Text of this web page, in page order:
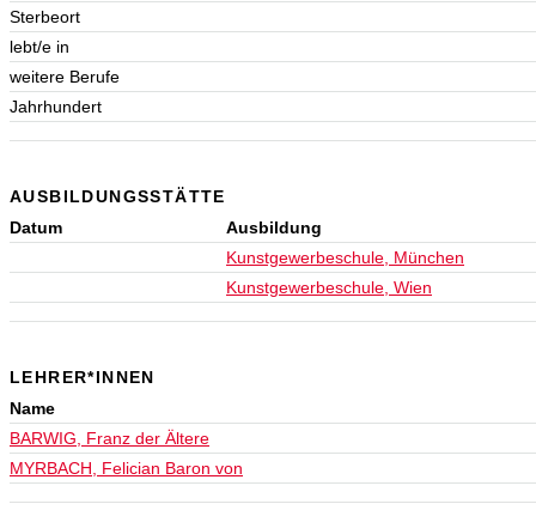
Sterbeort
lebt/e in
weitere Berufe
Jahrhundert
AUSBILDUNGSSTÄTTE
Datum
Ausbildung
Kunstgewerbeschule, München
Kunstgewerbeschule, Wien
LEHRER*INNEN
Name
BARWIG, Franz der Ältere
MYRBACH, Felician Baron von